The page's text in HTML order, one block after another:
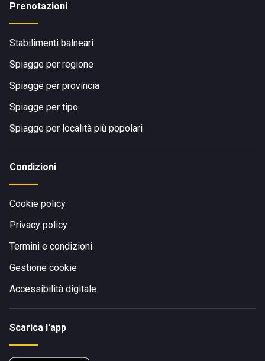
Prenotazioni
Stabilimenti balneari
Spiagge per regione
Spiagge per provincia
Spiagge per tipo
Spiagge per località più popolari
Condizioni
Cookie policy
Privacy policy
Termini e condizioni
Gestione cookie
Accessibilità digitale
Scarica l'app